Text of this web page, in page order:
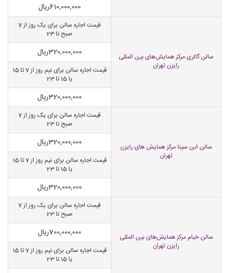
610,000,000ریال
سالن گالری مرکز همایش‌های بین المللی
رایزن تهران
قیمت اجاره سالن برای یک روز از 7
صبح تا 23
320,000,000ریال
قیمت اجاره سالن برای نیم روز از 7 تا 15
یا 15 تا 23
320,000,000ریال
سالن ابن سینا مرکز همایش های رایزن
تهران
قیمت اجاره سالن برای یک روز از 7
صبح تا 23
320,000,000ریال
قیمت اجاره سالن برای نیم روز از 7 تا 15
یا 15 تا 23
320,000,000ریال
سالن خیام مرکز همایش‌های بین المللی
رایزن تهران
قیمت اجاره سالن برای یک روز از 7
صبح تا 23
700,000,000ریال
قیمت اجاره سالن برای نیم روز از 7 تا 15
یا 15 تا 23